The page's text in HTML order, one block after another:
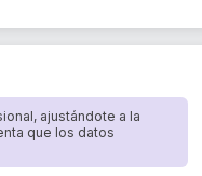
ajustándote a la
que los datos